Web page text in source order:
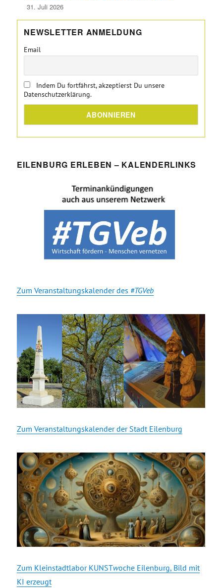
31. Juli 2026
NEWSLETTER ANMELDUNG
Email
Indem Du fortfährst, akzeptierst Du unsere
Datenschutzerklärung.
EILENBURG ERLEBEN – KALENDERLINKS
Zum Veranstaltungskalender des #TGVeb
Zum Veranstaltungskalender der Stadt Eilenburg
Zum Kleinstadtlabor KUNSTwoche Eilenburg, Bild mit
KI erzeugt